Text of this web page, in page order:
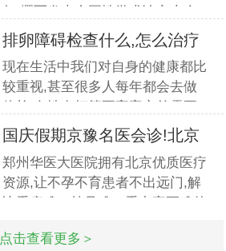
年,撰写发表全国性学术论文十余
篇.对宫、腹腔镜等微创高科技技
术诊治子宫腺肌症、石女、子宫肌
瘤、女性不孕等妇科疑难杂症有一
套成熟完整的方案,深得患者好评!
排卵障碍检查什么,怎么治疗
现在生活中我们对自身的健康都比
较重视,甚至很多人每年都会去做
到医院做孕前检查,这样才能更好
的保证怀孕的诊疗率.有患者想了
解排卵障碍检查什么?怎么治疗?我
们来一起了解下. 排卵障碍检查什
国庆假期京豫名医会诊!北京
不孕
郑州华医大医院拥有北京优质医疗
资源,让不孕不育患者不出远门,解
决看病难、挂号难、看专家更难的
北京专家将与郑州华医大医院名医
点击查看更多＞